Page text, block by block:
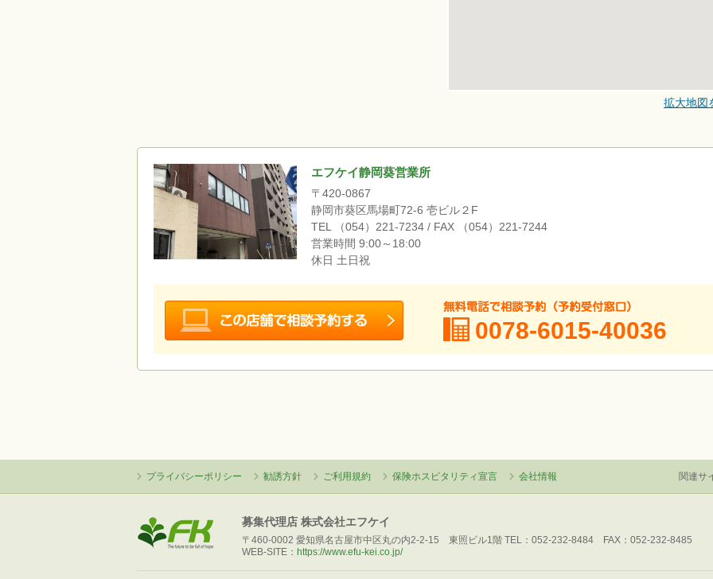
拡大地図
エフケイ静岡葵営業所
〒420-0867
静岡市葵区馬場町72-6 壱ビル２F
TEL （054）221-7234 / FAX （054）221-7244
営業時間 9:00～18:00
休日 土日祝
0078-6015-40036
プライバシーポリシー 勧誘方針 ご利用規約 保険ホスピタリティ宣言 会社情報 関連サ
募集代理店 株式会社エフケイ
〒460-0002 愛知県名古屋市中区丸の内2-2-15 東照ビル1階 TEL：052-232-8484 FAX：052-232-8485
WEB-SITE： https://www.efu-kei.co.jp/